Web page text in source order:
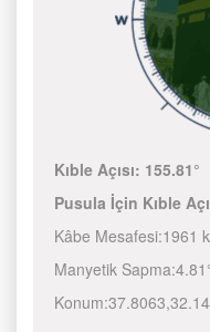
Kıble Açısı: 155.81°
Pusula İçin Kıble
Kâbe Mesafesi:1961
Manyetik Sapma:
Konum:37.8063,